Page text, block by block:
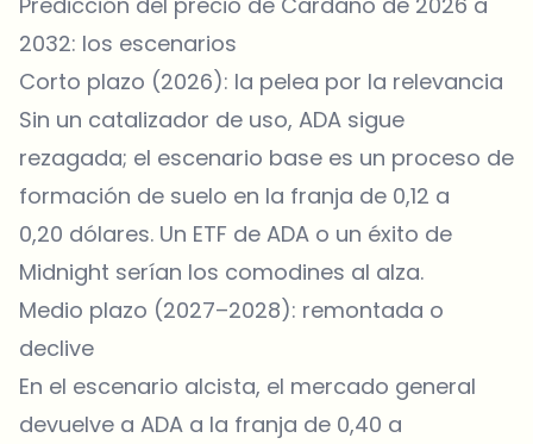
2032: los escenarios
Corto plazo (2026): la pelea por la relevancia
Sin un catalizador de uso, ADA sigue
rezagada; el escenario base es un proceso de
formación de suelo en la franja de 0,12 a
0,20 dólares. Un ETF de ADA o un éxito de
Midnight serían los comodines al alza.
Medio plazo (2027–2028): remontada o
declive
En el escenario alcista, el mercado general
devuelve a ADA a la franja de 0,40 a